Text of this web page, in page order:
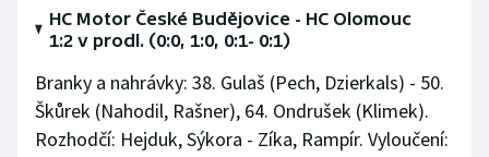
Volejbal
HC Motor České Budějovice - HC Olomouc
1:2 v prodl. (0:0, 1:0, 0:1- 0:1)
Branky a nahrávky: 38. Gulaš (Pech, Dzierkals) - 50.
Škůrek (Nahodil, Rašner), 64. Ondrušek (Klimek).
Rozhodčí: Hejduk, Sýkora - Zíka, Rampír. Vyloučení: